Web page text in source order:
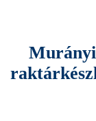
Murányi